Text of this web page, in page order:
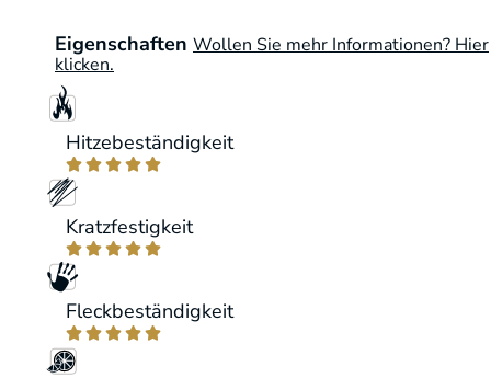
Eigenschaften Wollen Sie mehr Informationen? Hier
klicken.
Hitzebeständigkeit
    
Kratzfestigkeit
    
Fleckbeständigkeit
    